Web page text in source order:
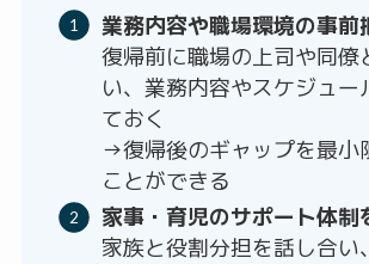
業務内容や職場環境の事前
復帰前に職場の上司や同僚
い、業務内容やスケジュー
ておく
→復帰後のギャップを最小
ことができる
家事・育児のサポート体制
家族と役割分担を話し合い